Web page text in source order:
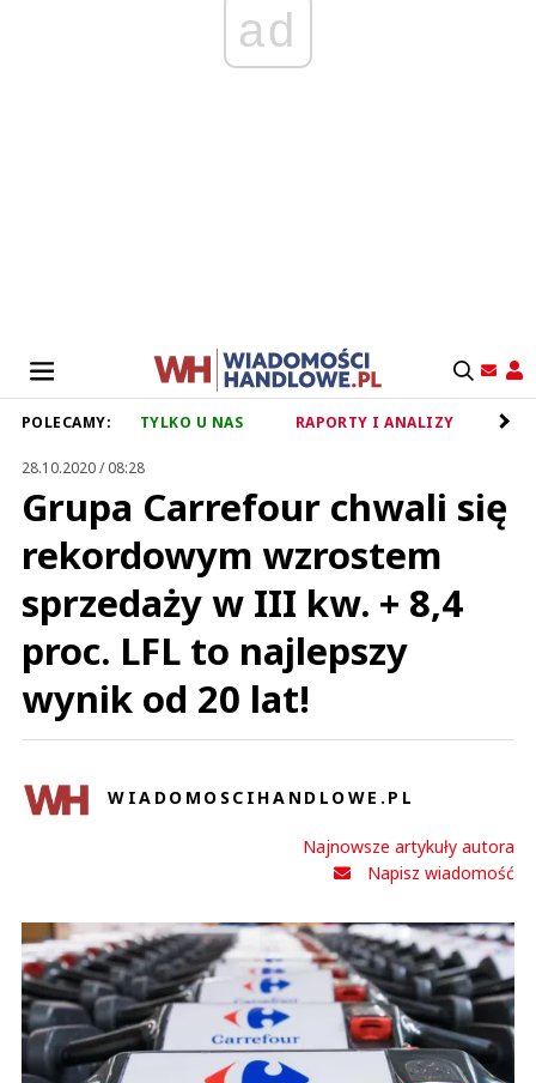
ad
POLECAMY: TYLKO U NAS RAPORTY I ANALIZY
28.10.2020 / 08:28
Grupa Carrefour chwali się
rekordowym wzrostem
sprzedaży w III kw. + 8,4
proc. LFL to najlepszy
wynik od 20 lat!
WIADOMOSCIHANDLOWE.PL
Najnowsze artykuły autora
Napisz wiadomość